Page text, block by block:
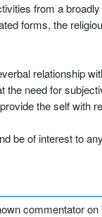
from a
forms, the
relationship
the need for
the self with
be of interest to
commentator